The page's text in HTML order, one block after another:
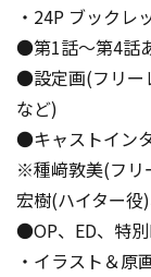
・24P ブックレ
●第1話～第4話
●設定画(フリー
など)
●キャストイン
※種﨑敦美(フリ
宏樹(ハイター役
●OP、ED、特
・イラスト＆原